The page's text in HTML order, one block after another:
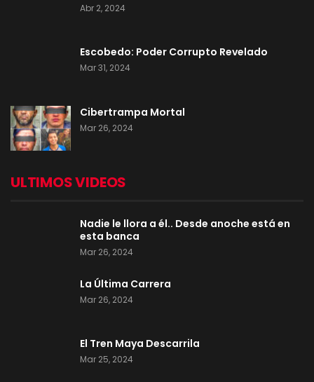
Abr 2, 2024
Escobedo: Poder Corrupto Revelado
Mar 31, 2024
Cibertrampa Mortal
Mar 26, 2024
ULTIMOS VIDEOS
Nadie le llora a él.. Desde anoche está en
esta banca
Mar 26, 2024
La Última Carrera
Mar 26, 2024
El Tren Maya Descarrila
Mar 25, 2024